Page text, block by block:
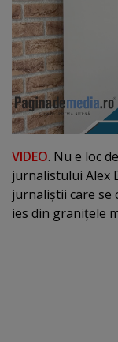
VIDEO. Nu e loc
jurnalistului Alex
jurnaliştii care se
ies din graniţele